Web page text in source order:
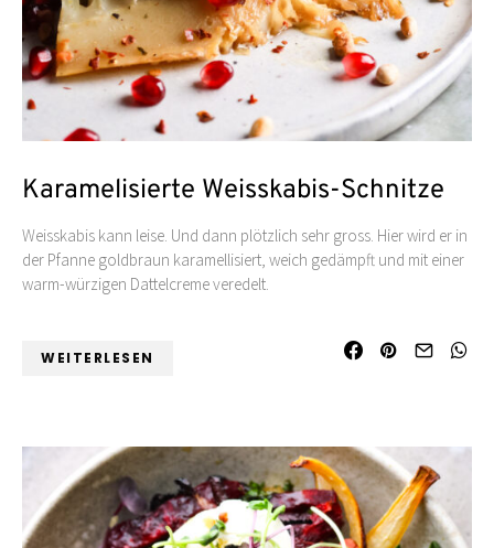
Karamelisierte Weisskabis-Schnitze
Weisskabis kann leise. Und dann plötzlich sehr gross. Hier wird er in
der Pfanne goldbraun karamellisiert, weich gedämpft und mit einer
warm-würzigen Dattelcreme veredelt.
WEITERLESEN